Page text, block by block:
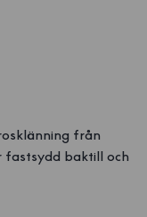
från
fastsydd baktill och